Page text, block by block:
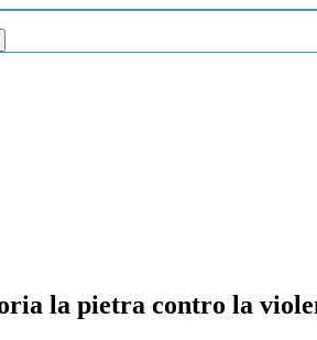
la pietra contro la